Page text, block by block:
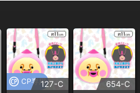
CP専用127-C 654-C